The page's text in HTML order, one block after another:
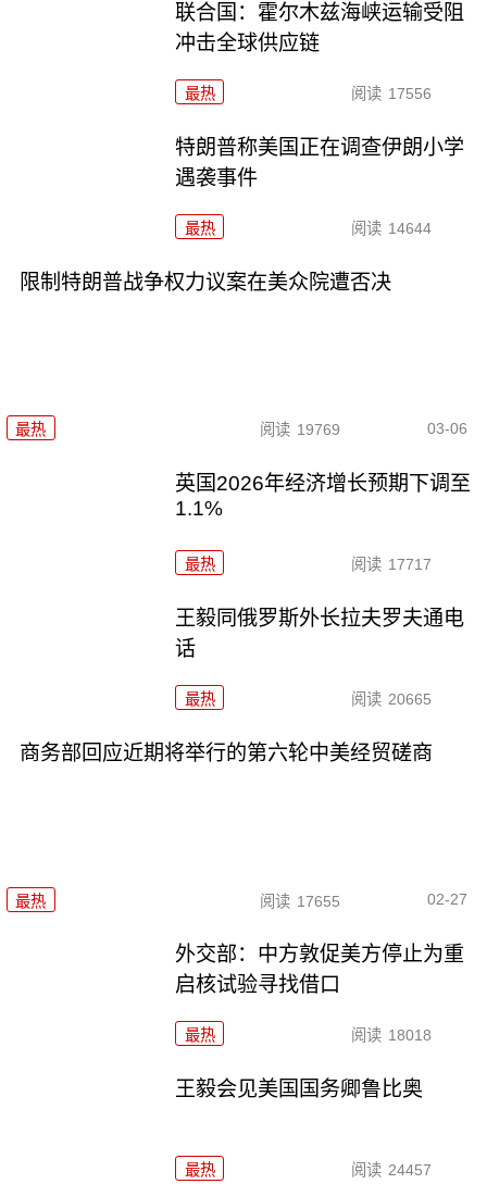
联合国：霍尔木兹海峡运输受阻
冲击全球供应链
最热 阅读 17556
特朗普称美国正在调查伊朗小学
遇袭事件
最热 阅读 14644
限制特朗普战争权力议案在美众院遭否决
最热 阅读 19769 03-06
英国2026年经济增长预期下调至
1.1%
最热 阅读 17717
王毅同俄罗斯外长拉夫罗夫通电
话
最热 阅读 20665
商务部回应近期将举行的第六轮中美经贸磋商
最热 阅读 17655 02-27
外交部：中方敦促美方停止为重
启核试验寻找借口
最热 阅读 18018
王毅会见美国国务卿鲁比奥
最热 阅读 24457